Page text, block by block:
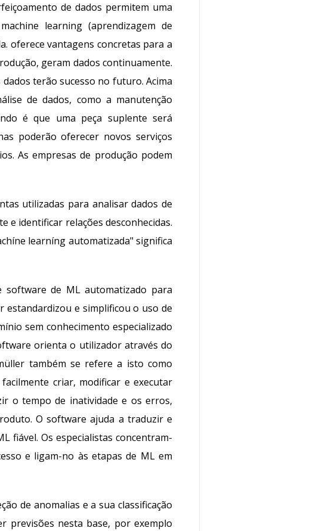
de dados permitem uma
machine learning (aprendizagem de
oferece vantagens concretas para a
geram dados continuamente.
terão sucesso no futuro. Acima
de dados, como a manutenção
é que uma peça suplente será
poderão oferecer novos serviços
As empresas de produção podem
utilizadas para analisar dados de
e identificar relações desconhecidas.
learníng automatizada"significa
softwarede ML automatizado para
estandardizou e simplificou o uso de
sem conhecimento especializado
wareorienta o utilizador através do
também se refere a isto como
criar, modificar e executar
o tempo de inatividade e os erros,
O softwareajuda a traduzir e
fiável. Os especialistas concentram-
e ligam-no às etapas de ML em
de anomalias e a sua classificação
previsões nesta base, por exemplo